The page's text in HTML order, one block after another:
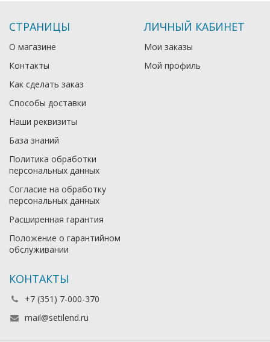
СТРАНИЦЫ
О магазине
Контакты
Как сделать заказ
Способы доставки
Наши реквизиты
База знаний
Политика обработки
персональных данных
Согласие на обработку
персональных данных
Расширенная гарантия
Положение о гарантийном
обслуживании
ЛИЧНЫЙ КАБИНЕТ
Мои заказы
Мой профиль
КОНТАКТЫ
+7 (351) 7-000-370
mail@setilend.ru